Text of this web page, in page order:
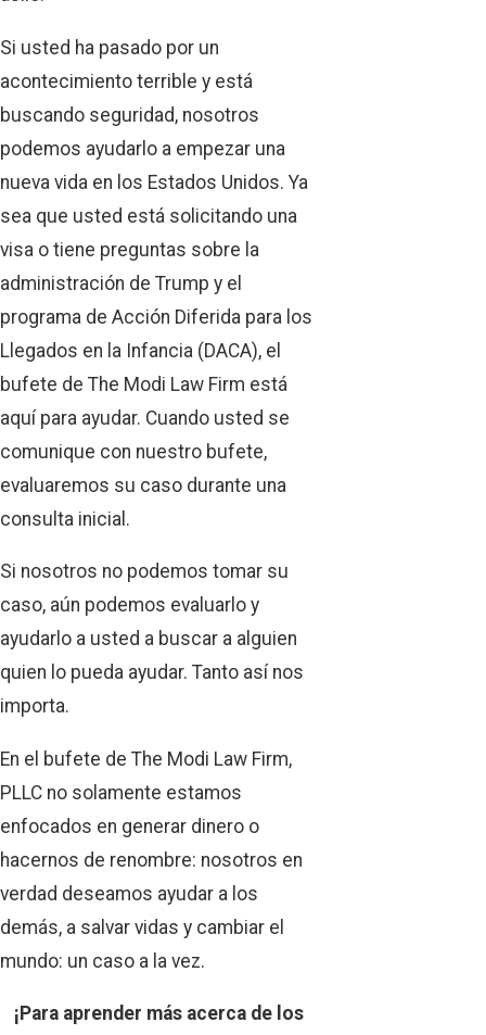
Si usted ha pasado por un
acontecimiento terrible y está
buscando seguridad, nosotros
podemos ayudarlo a empezar una
nueva vida en los Estados Unidos. Ya
sea que usted está solicitando una
visa o tiene preguntas sobre la
administración de Trump y el
programa de Acción Diferida para los
Llegados en la Infancia (DACA), el
bufete de The Modi Law Firm está
aquí para ayudar. Cuando usted se
comunique con nuestro bufete,
evaluaremos su caso durante una
consulta inicial.
Si nosotros no podemos tomar su
caso, aún podemos evaluarlo y
ayudarlo a usted a buscar a alguien
quien lo pueda ayudar. Tanto así nos
importa.
En el bufete de The Modi Law Firm,
PLLC no solamente estamos
enfocados en generar dinero o
hacernos de renombre: nosotros en
verdad deseamos ayudar a los
demás, a salvar vidas y cambiar el
mundo: un caso a la vez.
¡Para aprender más acerca de los